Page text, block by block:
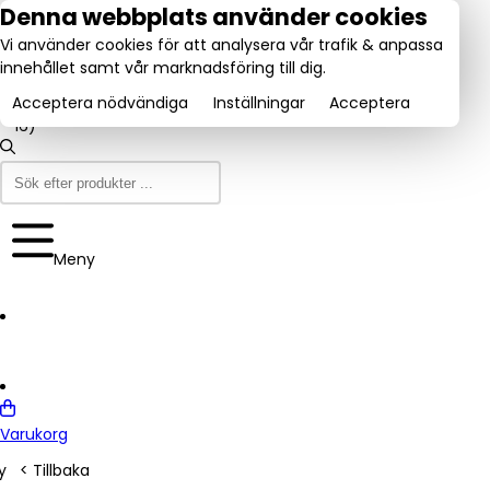
tel:
160840
(9-12
& 13-
16)
Trustpilot
Utmärkt:
4.6/5
Meny
Varukorg
< Tillbaka
Denna webbplats använder cookies
Vi använder cookies för att analysera vår trafik & anpassa
innehållet samt vår marknadsföring till dig.
Acceptera nödvändiga
Inställningar Acceptera